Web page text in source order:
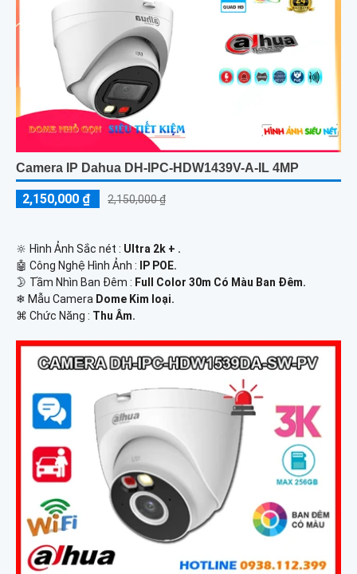
Camera IP Dahua DH-IPC-HDW1439V-A-IL 4MP
2,150,000 ₫ 2,150,000 ₫
🔆 Hình Ảnh Sắc nét : Ultra 2k + .
🤖️ Công Nghệ Hình Ảnh :
IP POE.
🌛 Tầm Nhìn Ban Đêm : Full Color 30m Có Màu Ban Ðêm.
❄ Mẫu Camera Dome Kim loại.
️⌘ Chức Năng : Thu Âm.